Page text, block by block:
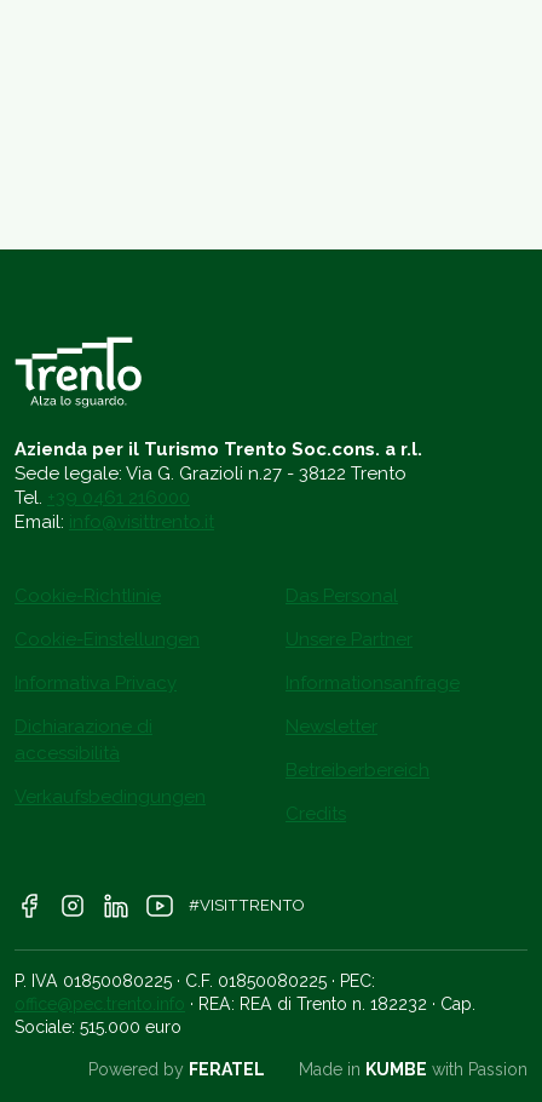
Azienda per il Turismo Trento Soc.cons. a r.l.
Sede legale: Via G. Grazioli n.27 - 38122 Trento
Tel. +39 0461 216000
Email: info@visittrento.it
Cookie-Richtlinie
Cookie-Einstellungen
Informativa Privacy
Dichiarazione di
accessibilità
Verkaufsbedingungen
Das Personal
Unsere Partner
Informationsanfrage
Newsletter
Betreiberbereich
Credits
#VISITTRENTO
P. IVA 01850080225 · C.F. 01850080225 · PEC:
office@pec.trento.info · REA: REA di Trento n. 182232 · Cap.
Sociale: 515.000 euro
Powered by FERATEL Made in KUMBE with Passion